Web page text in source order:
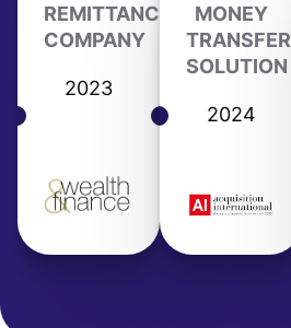
REMITTANCE
COMPANY
2023
MONEY
TRANSFER
SOLUTION
2024